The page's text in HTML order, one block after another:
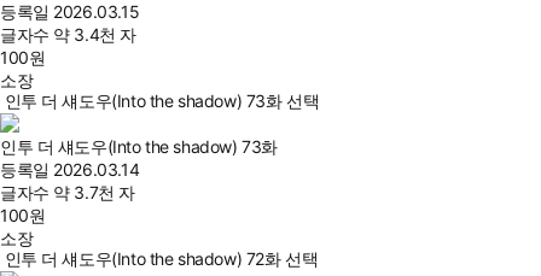
등록일 2026.03.15
글자수 약 3.4천 자
100원
소장
인투 더 섀도우(Into the shadow) 73화 선택
인투 더 섀도우(Into the shadow) 73화
등록일 2026.03.14
글자수 약 3.7천 자
100원
소장
인투 더 섀도우(Into the shadow) 72화 선택